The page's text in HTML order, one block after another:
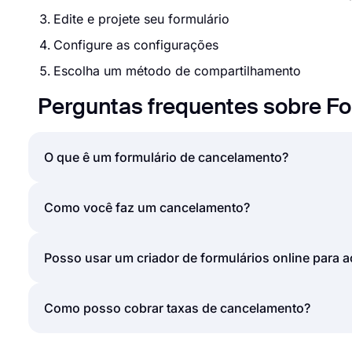
Edite e projete seu formulário
Configure as configurações
Escolha um método de compartilhamento
Perguntas frequentes sobre
O que ê um formulário de cancelamento?
Os formulários de cancelamento permitem que os
cliente. Você pode criar facilmente seu formulário
Como você faz um cancelamento?
Depois de selecionar um dos modelos de
seguida, você pode verificar os detalhes da
Posso usar um criador de formulários online para
Sim, os criadores de formulários online facilitam a
Como posso cobrar taxas de cancelamento?